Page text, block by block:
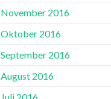
November 2016
Oktober 2016
September 2016
August 2016